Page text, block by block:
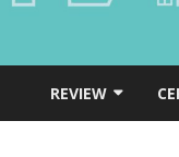
REVIEW